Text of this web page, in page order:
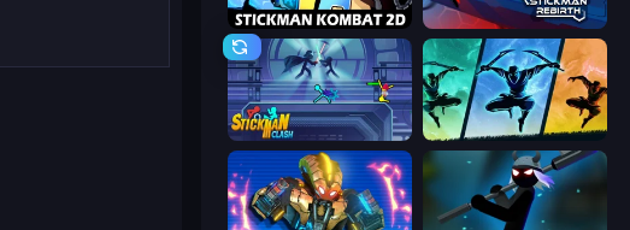
Stickman Kombat 2D Stickman Rebirth
Stickman Clash Shadow Ninja Revenge